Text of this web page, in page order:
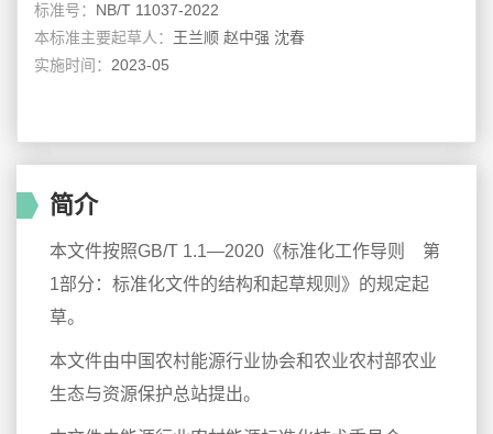
标准号： NB/T 11037-2022
本标准主要起草人： 王兰顺 赵中强 沈春
实施时间： 2023-05
简介
本文件按照GB/T 1.1—2020《标准化工作导则 第
1部分：标准化文件的结构和起草规则》的规定起
草。
本文件由中国农村能源行业协会和农业农村部农业
生态与资源保护总站提出。